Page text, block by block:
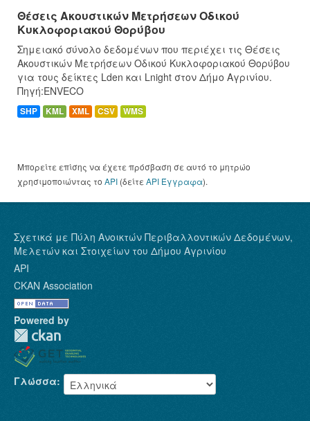
Θέσεις Ακουστικών Μετρήσεων Οδικού
Κυκλοφοριακού Θορύβου
Σημειακό σύνολο δεδομένων που περιέχει τις Θέσεις
Ακουστικών Μετρήσεων Οδικού Κυκλοφοριακού Θορύβου
για τους δείκτες Lden και Lnight στον Δήμο Αγρινίου.
Πηγή:ENVECO
SHP KML XML CSV WMS
Μπορείτε επίσης να έχετε πρόσβαση σε αυτό το μητρώο
χρησιμοποιώντας το API (δείτε API Έγγραφα).
Σχετικά με Πύλη Ανοικτών Περιβαλλοντικών Δεδομένων,
Μελετών και Στοιχείων του Δήμου Αγρινίου
API
CKAN Association
Powered by
Γλώσσα